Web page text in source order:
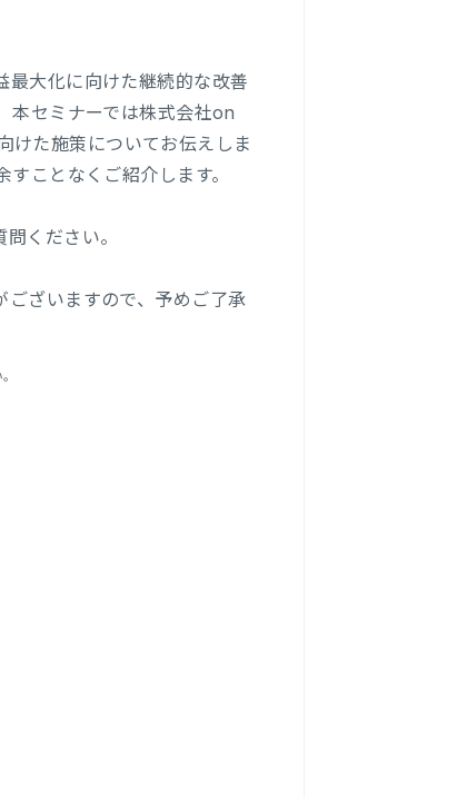
最大化に向けた継続的な改善
本セミナーでは株式会社on
けた施策についてお伝えしま
ことなくご紹介します。
ください。
ざいますので、予めご了承